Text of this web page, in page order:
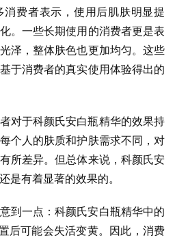
费者表示，使用后肌肤明显提
。一些长期使用的消费者更是表
泽，整体肤色也更加均匀。这些
于消费者的真实使用体验得出的
对于科颜氏安白瓶精华的效果持
个人的肤质和护肤需求不同，对
所差异。但总体来说，科颜氏安
是有着显著的效果的。
到一点：科颜氏安白瓶精华中的
后可能会失活变黄。因此，消费